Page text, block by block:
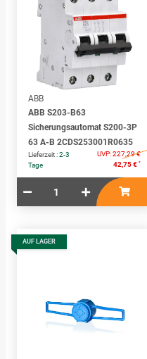
ABB
ABB S203-B63
Sicherungsautomat S200-3P
63 A-B 2CDS253001R0635
Lieferzeit :2-3
Tage
UVP:227,29 €
42,75 € *
AUF LAGER